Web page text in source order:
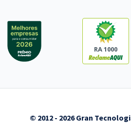
RA 1000
© 2012 - 2026 Gran